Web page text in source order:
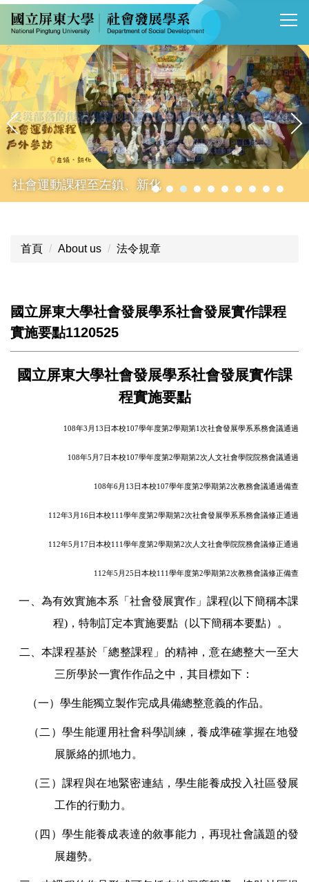
跳
到
主
要
內
容
區
社會運動課程至左鎮、新化
首頁 About us 法令規章
國立屏東大學社會發展學系社會發展實作課程
實施要點1120525
國立屏東大學社會發展學系社會發展實作課
程實施要點
108年3月13日本校107學年度第2學期第1次社會發展學系系務會議通過
108年5月7日本校107學年度第2學期第2次人文社會學院院務會議通過
108年6月13日本校107學年度第2學期第2次教務會議通過備查
112年3月16日本校111學年度第2學期第2次社會發展學系系務會議修正通過
112年5月17日本校111學年度第2學期第2次人文社會學院院務會議修正通過
112年5月25日本校111學年度第2學期第2次教務會議修正備查
一、為有效實施本系「社會發展實作」課程(以下簡稱本課
程)，特制訂定本實施要點（以下簡稱本要點）。
二、本課程基於「總整課程」的精神，意在總整大一至大
三所學於一實作作品之中，其目標如下：
（一） 學生能獨立製作完成具備總整意義的作品。
（二）學生能運用社會科學訓練，養成準確掌握在地發
展脈絡的抓地力。
（三）課程與在地緊密連結，學生能養成投入社區發展
工作的行動力。
（四）學生能養成表達的敘事能力，再現社會議題的發
展趨勢。